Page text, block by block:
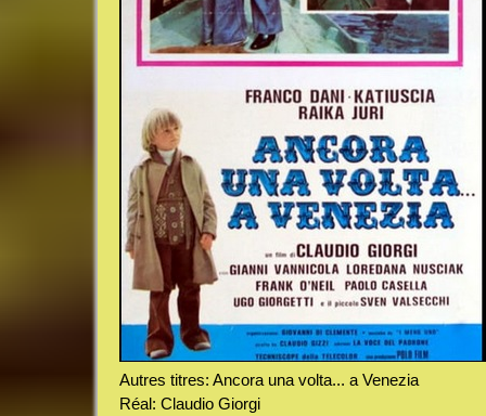
Autres titres: Ancora una volta... a Venezia
Réal: Claudio Giorgi